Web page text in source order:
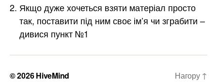
Якщо дуже хочеться взяти матеріал просто
так, поставити під ним своє ім’я чи зграбити –
дивися пункт №1
© 2026HiveMind Нагору ↑